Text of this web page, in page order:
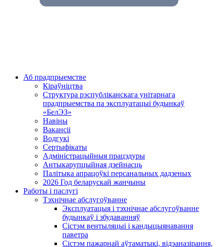
Аб прадпрыемстве
Кіраўніцтва
Структура рэспубліканскага унітарнага
прадпрыемства па эксплуатацыі будынкаў
«БелЭЗ»
Навіны
Вакансіі
Водгукі
Сертыфікаты
Адміністрацыйныя працэдуры
Антыкарупцыйная дзейнасць
Палітыка апрацоўкі персанальных дадзеных
2026 Год беларускай жанчыны
Работы і паслугі
Тэхнічнае абслугоўванне
Эксплуатацыя і тэхнічнае абслугоўванне
будынкаў і збудаванняў
Сістэм вентыляцыі і кандыцыянавання
паветра
Сістэм пажарнай аўтаматыкі, відэаназірання,